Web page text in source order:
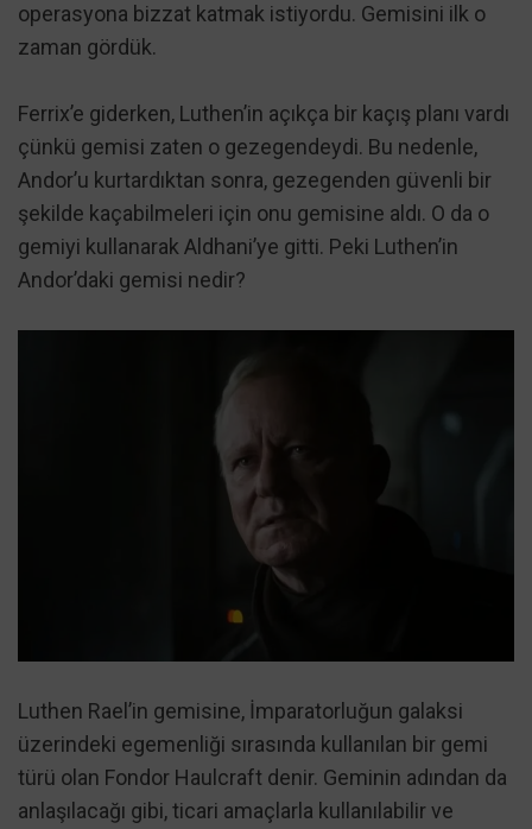
operasyona bizzat katmak istiyordu. Gemisini ilk o
zaman gördük.
Ferrix’e giderken, Luthen’in açıkça bir kaçış planı vardı
çünkü gemisi zaten o gezegendeydi. Bu nedenle,
Andor’u kurtardıktan sonra, gezegenden güvenli bir
şekilde kaçabilmeleri için onu gemisine aldı. O da o
gemiyi kullanarak Aldhani’ye gitti. Peki Luthen’in
Andor’daki gemisi nedir?
Luthen Rael’in gemisine, İmparatorluğun galaksi
üzerindeki egemenliği sırasında kullanılan bir gemi
türü olan Fondor Haulcraft denir. Geminin adından da
anlaşılacağı gibi, ticari amaçlarla kullanılabilir ve